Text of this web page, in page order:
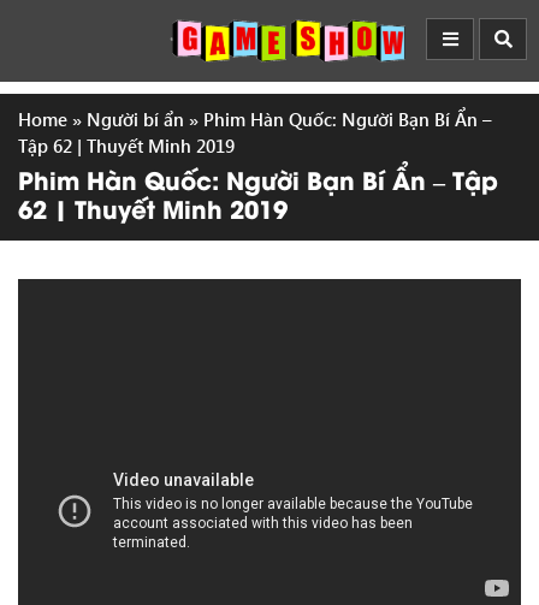
Home » Người bí ẩn » Phim Hàn Quốc: Người Bạn Bí Ẩn –
Tập 62 | Thuyết Minh 2019
Phim Hàn Quốc: Người Bạn Bí Ẩn – Tập
62 | Thuyết Minh 2019